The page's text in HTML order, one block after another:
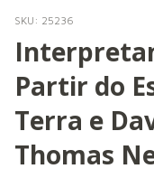
SKU: 25236
Partir do
Terra e
Thomas